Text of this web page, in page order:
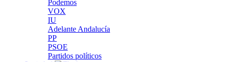
Podemos
VOX
IU
Adelante Andalucía
PP
PSOE
Partidos políticos